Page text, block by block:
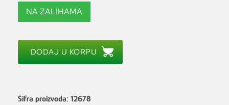
NA ZALIHAMA
DODAJ U KORPU
Šifra proizvoda: 12678